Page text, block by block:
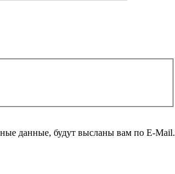
данные, будут высланы вам по E-Mail.